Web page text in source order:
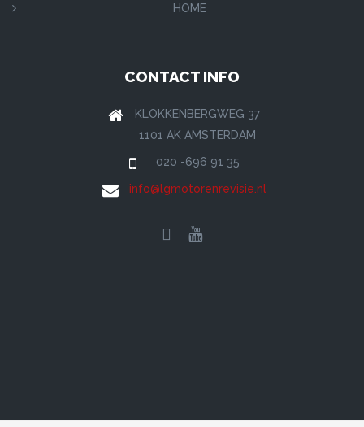
HOME
CONTACT INFO
KLOKKENBERGWEG 37
1101 AK AMSTERDAM
020 -696 91 35
info@lgmotorenrevisie.nl